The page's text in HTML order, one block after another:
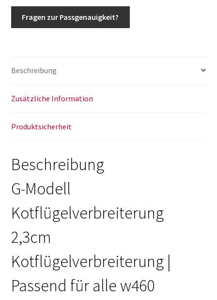
Wolf
ÖBH
Fragen zur Passgenauigkeit?
Beschreibung
Zusätzliche Information
Produktsicherheit
Beschreibung
G-Modell
Kotflügelverbreiterung
2,3cm
Kotflügelverbreiterung |
Passend für alle w460